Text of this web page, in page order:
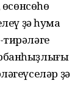
өсөнсөһө
ҙә һуҡмаҡ
ҙә